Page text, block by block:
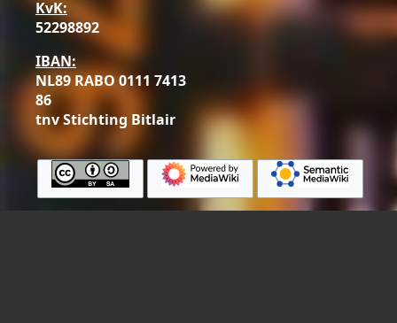
KvK:
52298892
IBAN:
NL89 RABO 0111 7413
86
tnv Stichting Bitlair